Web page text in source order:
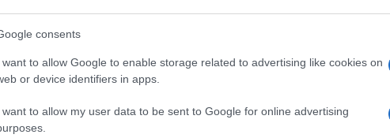
consents
want to allow Google to enable storage related to advertising like cookies on
or device identifiers in apps.
want to allow my user data to be sent to Google for online advertising